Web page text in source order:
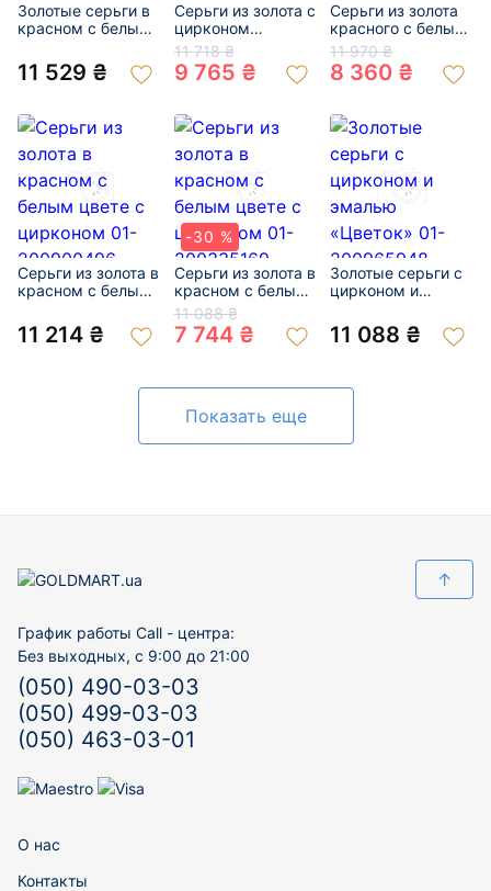
Золотые серьги в
красном с белым
«Бабочка» 01-
200829659
11 529 ₴
Серьги из золота с
цирконом
«Квадрат» 01-
200401793
11 718 ₴
9 765 ₴
Серьги из золота
красного с белым
цвета с цирконом
01-200303810
11 970 ₴
8 360 ₴
Серьги из золота в
красном с белым
01-200900496
11 214 ₴
-30 %
Серьги из золота в
красном с белым
цвете с цирконом
01-200335169
11 088 ₴
7 744 ₴
Золотые серьги с
цирконом и
01-200965948
11 088 ₴
Показать еще
↑
График работы Call - центра:
Без выходных, с 9:00 до 21:00
(050) 490-03-03
(050) 499-03-03
(050) 463-03-01
О нас
Контакты